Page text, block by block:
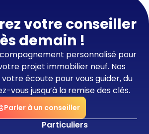
votre conseiller
demain !
personnalisé pour
projet immobilier neuf. Nos
écoute pour vous guider, du
vous jusqu’à la remise des clés.
Parler à un conseiller
Particuliers